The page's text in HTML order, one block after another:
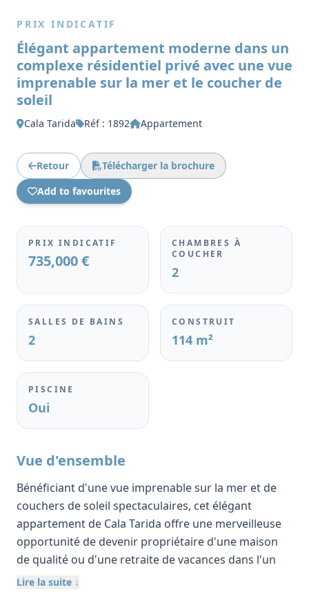
PRIX INDICATIF
Élégant appartement moderne dans un
complexe résidentiel privé avec une vue
imprenable sur la mer et le coucher de
soleil
Cala Tarida Réf : 1892 Appartement
Retour
Télécharger la brochure
Add to favourites
PRIX INDICATIF
735,000 €
CHAMBRES À
COUCHER
2
SALLES DE BAINS
2
CONSTRUIT
114 m²
PISCINE
Oui
Vue d'ensemble
Bénéficiant d'une vue imprenable sur la mer et de
couchers de soleil spectaculaires, cet élégant
appartement de Cala Tarida offre une merveilleuse
opportunité de devenir propriétaire d'une maison
de qualité ou d'une retraite de vacances dans l'un
des endroits les plus prisés de la côte ouest de l'île,
Lire la suite ↓